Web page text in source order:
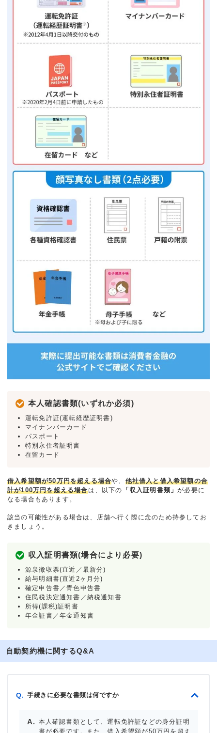
本人確認書類(いずれか必須)
運転免許証(運転経歴証明書)
マイナンバーカード
パスポート
特別永住者証明書
在留カード
借入希望額が50万円を超える場合や、 他社借入と借入希望額の合
計が100万円を超える場合は、以下の 「収入証明書類」が必要に
なる場合もあります。
該当の可能性がある場合は、店舗へ行く際に念のため持参してお
きましょう。
収入証明書類(場合により必要)
源泉徴収票(直近／最新分)
給与明細書(直近2ヶ月分)
確定申告書／青色申告書
住民税決定通知書／納税通知書
所得(課税)証明書
年金証書／年金通知書
自動契約機に関するQ&A
Q. 手続きに必要な書類は何ですか
本人確認書類として、運転免許証などの身分証明
書が必要です。また、借入希望額が50万円を超え